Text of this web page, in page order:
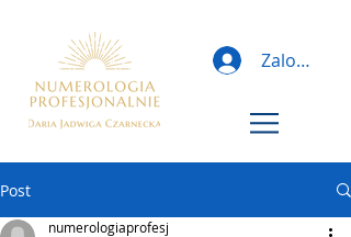
Zaloguj
Post
numerologiaprofesj